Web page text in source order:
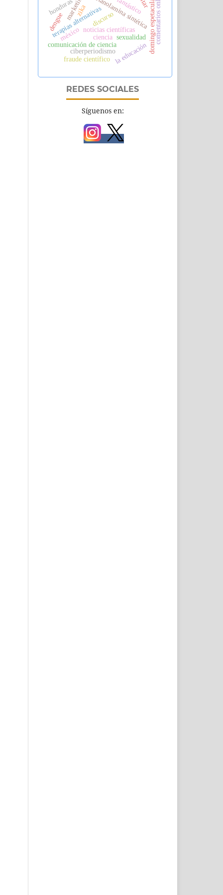
discurso
ciencia
comunicación de ciencia
fosfoetanolamina sintética
fantástico domingo espetacular
terapias alternativas
marketing
la educación
sexualidad
noticias científicas
honduras comentarios online
ciberperiodismo
fraude científico
zika
méxico
dengue
REDES SOCIALES
Síguenos en: